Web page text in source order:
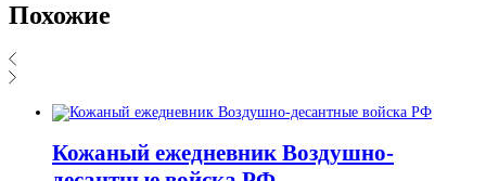
Похожие
Кожаный ежедневник Воздушно-